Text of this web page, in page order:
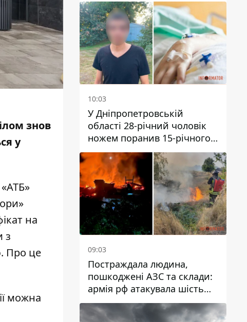
знов
у
на
з
Про це
можна
10:03
У Дніпропетровській
області 28-річний чоловік
ножем поранив 15-річного
хлопця
09:03
Постраждала людина,
пошкоджені АЗС та склади:
армія рф атакувала шість
районів Дніпропетровської
області